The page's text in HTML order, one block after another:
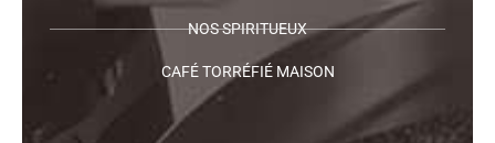
NOS SPIRITUEUX
CAFÉ TORRÉFIÉ MAISON